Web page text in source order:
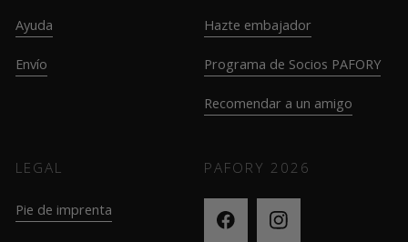
Ayuda
Envío
Hazte embajador
Programa de Socios PAFORY
Recomendar a un amigo
LEGAL
Pie de imprenta
PAFORY 2026